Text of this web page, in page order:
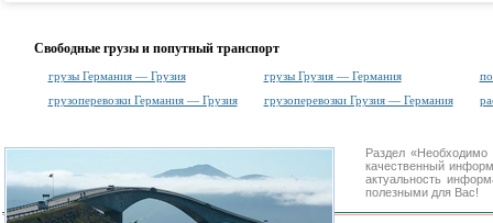
Свободные грузы и попутный транспорт
грузы Германия — Грузия грузы Грузия — Германия
грузоперевозки Германия — Грузия
грузоперевозки Грузия — Германия
Раздел
качественный
актуальность
полезными для Вас!